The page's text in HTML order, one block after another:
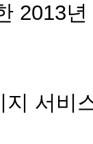
2013
지 서비